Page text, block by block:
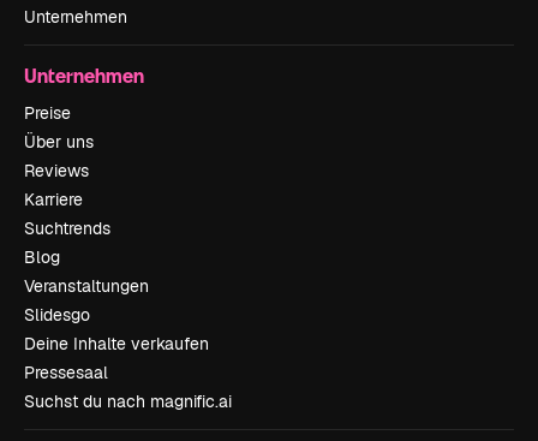
Unternehmen
Unternehmen
Preise
Über uns
Reviews
Karriere
Suchtrends
Blog
Veranstaltungen
Slidesgo
Deine Inhalte verkaufen
Pressesaal
Suchst du nach magnific.ai